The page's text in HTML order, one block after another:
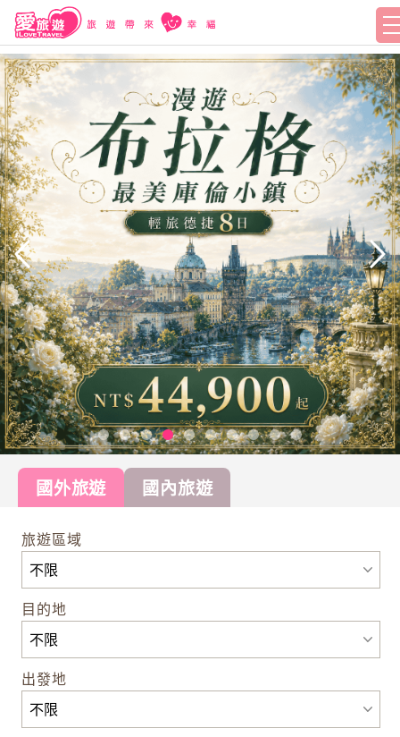
國外旅遊 國內旅遊
旅遊區域
目的地
出發地